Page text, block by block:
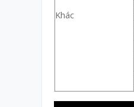
Khác